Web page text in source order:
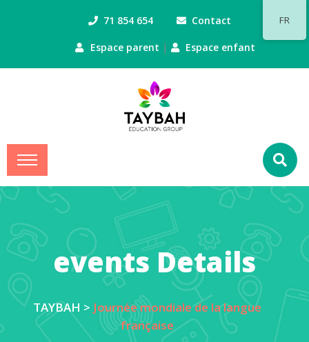
71 854 654 Contact
Espace parent | Espace enfant
events Details
TAYBAH > Journée mondiale de la langue
française
FR